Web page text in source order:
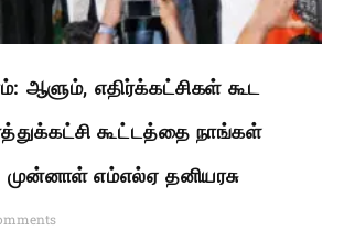
ஆளும், எதிர்க்கட்சிகள் கூட
கூட்டத்தை நாங்கள்
முன்னாள் எம்எல்ஏ தனியரசு